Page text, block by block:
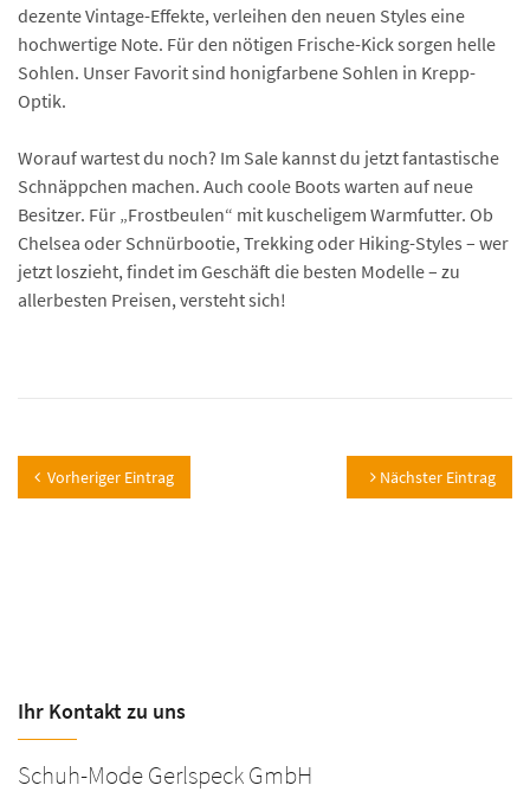
dezente Vintage-Effekte, verleihen den neuen Styles eine
hochwertige Note. Für den nötigen Frische-Kick sorgen helle
Sohlen. Unser Favorit sind honigfarbene Sohlen in Krepp-
Optik.
Worauf wartest du noch? Im Sale kannst du jetzt fantastische
Schnäppchen machen. Auch coole Boots warten auf neue
Besitzer. Für „Frostbeulen“ mit kuscheligem Warmfutter. Ob
Chelsea oder Schnürbootie, Trekking oder Hiking-Styles – wer
jetzt loszieht, findet im Geschäft die besten Modelle – zu
allerbesten Preisen, versteht sich!
Vorheriger Eintrag Nächster Eintrag
Ihr Kontakt zu uns
Schuh-Mode Gerlspeck GmbH